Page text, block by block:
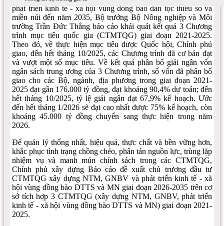
phát triển kinh tế - xã hội vùng đồng bào dân tộc thiểu số và
miền núi đến năm 2035, Bộ trưởng Bộ Nông nghiệp và Môi
trường Trần Đức Thắng báo cáo khái quát kết quả 3 Chương
trình mục tiêu quốc gia (CTMTQG) giai đoạn 2021-2025.
Theo đó, về thực hiện mục tiêu được Quốc hội, Chính phủ
giao, đến hết tháng 10/2025, các Chương trình đã cơ bản đạt
và vượt một số mục tiêu. Về kết quả phân bổ giải ngân vốn
ngân sách trung ương của 3 Chương trình, số vốn đã phân bổ
giao cho các Bộ, ngành, địa phương trong giai đoạn 2021-
2025 đạt gần 176.000 tỷ đồng, đạt khoảng 90,4% dự toán; đến
hết tháng 10/2025, tỷ lệ giải ngân đạt 67,9% kế hoạch. Ước
đến hết tháng 1/2026 sẽ đạt cao nhất được 75% kế hoạch, còn
khoảng 45.000 tỷ đồng chuyển sang thực hiện trong năm
2026.
Để quản lý thống nhất, hiệu quả, thực chất và bền vững hơn,
khắc phục tình trạng chồng chéo, phân tán nguồn lực, trùng lặp
nhiệm vụ và manh mún chính sách trong các CTMTQG,
Chính phủ xây dựng Báo cáo đề xuất chủ trương đầu tư
CTMTQG xây dựng NTM, GNBV và phát triển kinh tế - xã
hội vùng đồng bào DTTS và MN giai đoạn 2026-2035 trên cơ
sở tích hợp 3 CTMTQG (xây dựng NTM, GNBV, phát triển
kinh tế - xã hội vùng đồng bào DTTS và MN) giai đoạn 2021-
2025.